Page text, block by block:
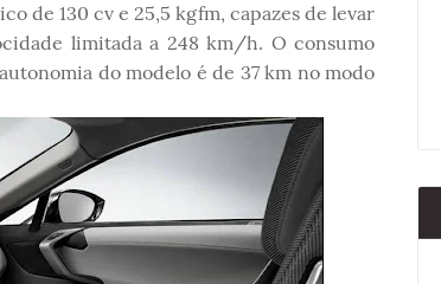
de 130 cv e 25,5 kgfm, capazes de levar
limitada a 248 km/h. O consumo
do modelo é de 37 km no modo